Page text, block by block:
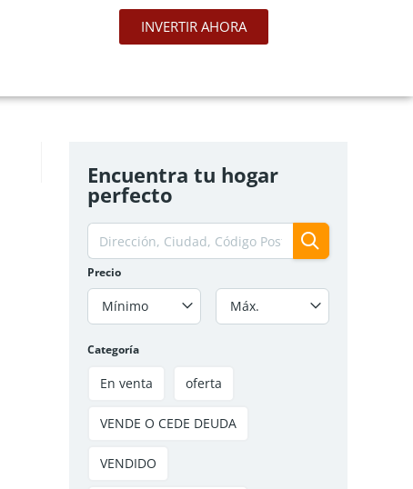
INVERTIR AHORA
Encuentra tu hogar
perfecto
Precio
Mínimo Máx.
Categoría
En venta oferta
VENDE O CEDE DEUDA
VENDIDO
Apartamento en Venta – Altos de
2 hab 1 baño 36 m²
DE DEUDA GRANDEZA 4 – SOACHA
$135 000 000